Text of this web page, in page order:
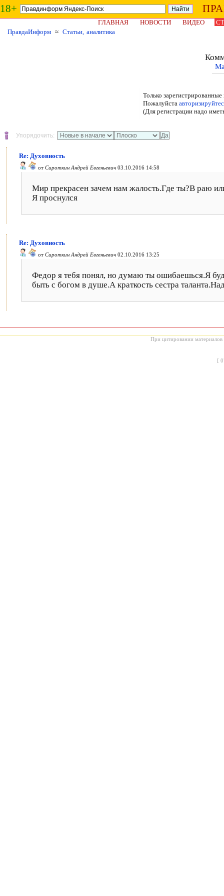
18+
ГЛАВНАЯ НОВОСТИ ВИДЕО
ПравдаИнформ ≈ Статьи, аналитика
Только
Пожалуйста
(Для регистрации надо
Упорядочить:
Re: Духовность
от Сироткин Андрей Евгеньевич 03.10.2016 14:58
Мир прекрасен зачем нам жалость.Где ты?В раю
Я проснулся
Re: Духовность
от Сироткин Андрей Евгеньевич 02.10.2016 13:25
Федор я тебя понял, но думаю ты ошибаешься.Я
быть с богом в душе.А краткость сестра
При цитировании материалов
[